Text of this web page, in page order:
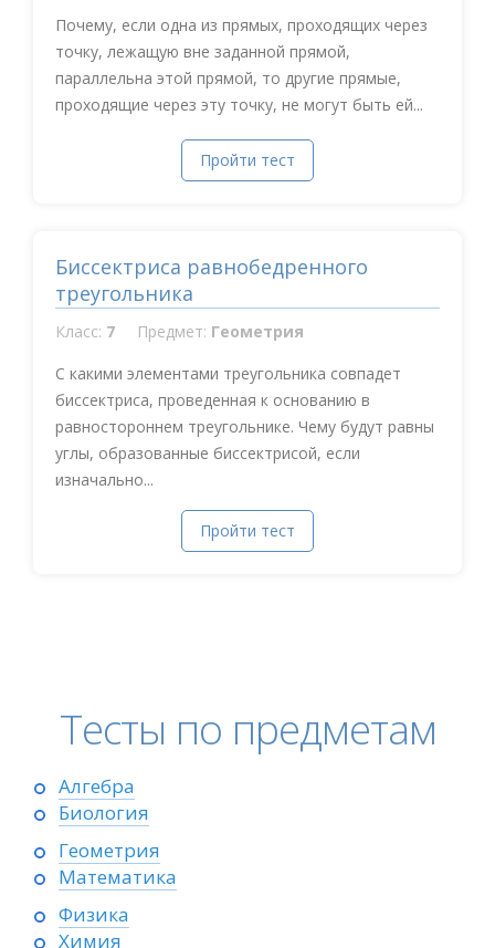
Почему, если одна из прямых, проходящих через
точку, лежащую вне заданной прямой,
параллельна этой прямой, то другие прямые,
проходящие через эту точку, не могут быть ей...
Пройти тест
Биссектриса равнобедренного
треугольника
Класс: 7 Предмет: Геометрия
С какими элементами треугольника совпадет
биссектриса, проведенная к основанию в
равностороннем треугольнике. Чему будут равны
углы, образованные биссектрисой, если
изначально...
Пройти тест
Тесты по предметам
Алгебра
Биология
Геометрия
Математика
Физика
Химия